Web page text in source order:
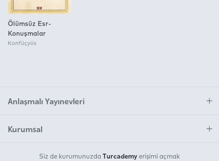
Ölümsüz Esr-
Konuşmalar
Konfüçyüs
Anlaşmalı Yayınevleri
Kurumsal
Siz de kurumunuzda Turcademy erişimi açmak